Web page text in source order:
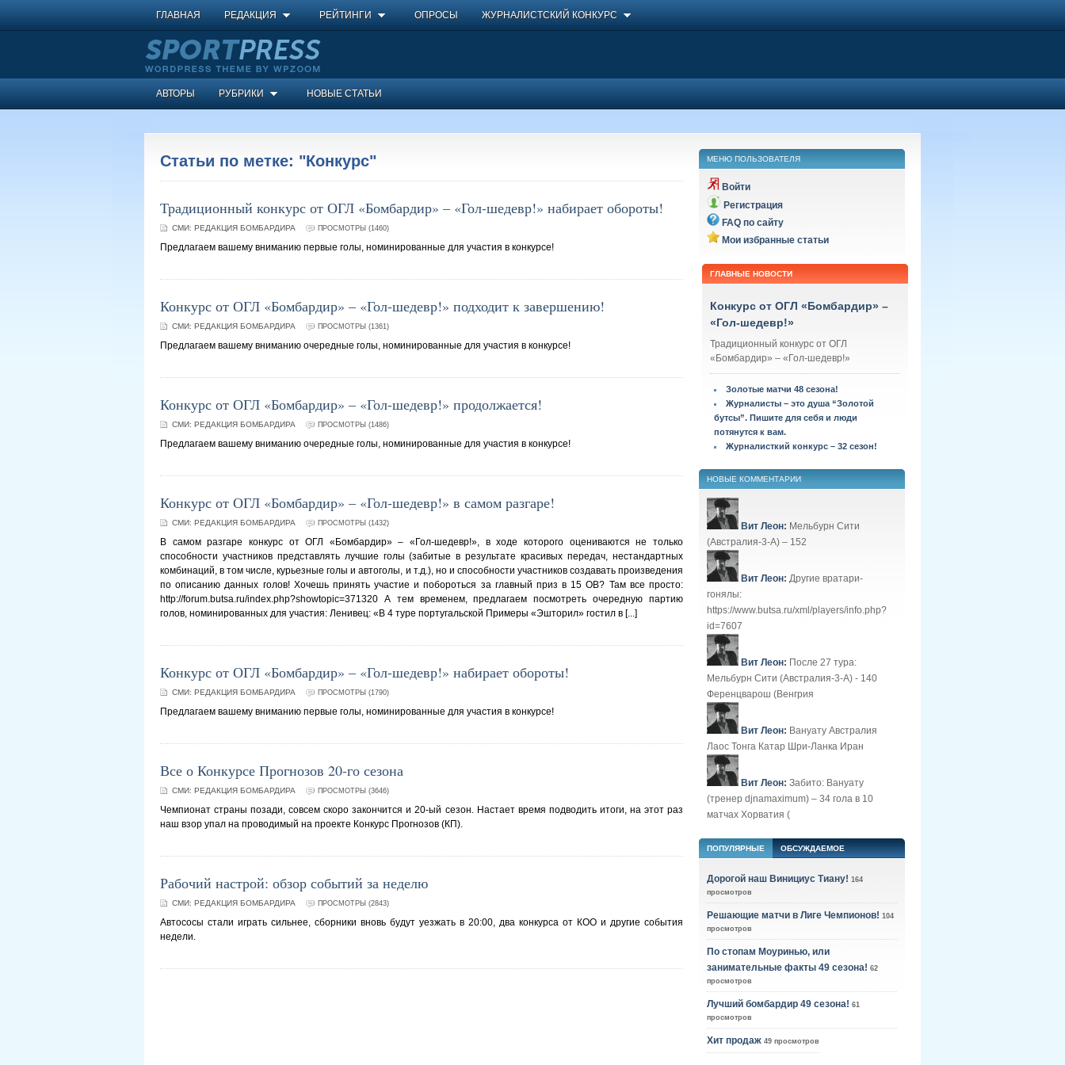
ГЛАВНАЯ РЕДАКЦИЯ РЕЙТИНГИ ОПРОСЫ ЖУРНАЛИСТСКИЙ КОНКУРС
АВТОРЫ РУБРИКИ НОВЫЕ СТАТЬИ
Статьи по метке: "Конкурс"
Традиционный конкурс от ОГЛ «Бомбардир» – «Гол-шедевр!» набирает обороты!
СМИ: РЕДАКЦИЯ БОМБАРДИРА ПРОСМОТРЫ (1460)
Предлагаем вашему вниманию первые голы, номинированные для участия в конкурсе!
Конкурс от ОГЛ «Бомбардир» – «Гол-шедевр!» подходит к завершению!
СМИ: РЕДАКЦИЯ БОМБАРДИРА ПРОСМОТРЫ (1361)
Предлагаем вашему вниманию очередные голы, номинированные для участия в конкурсе!
Конкурс от ОГЛ «Бомбардир» – «Гол-шедевр!» продолжается!
СМИ: РЕДАКЦИЯ БОМБАРДИРА ПРОСМОТРЫ (1486)
Предлагаем вашему вниманию очередные голы, номинированные для участия в конкурсе!
Конкурс от ОГЛ «Бомбардир» – «Гол-шедевр!» в самом разгаре!
СМИ: РЕДАКЦИЯ БОМБАРДИРА ПРОСМОТРЫ (1432)
В самом разгаре конкурс от ОГЛ «Бомбардир» – «Гол-шедевр!», в ходе которого оцениваются не только
способности участников представлять лучшие голы (забитые в результате красивых передач, нестандартных
комбинаций, в том числе, курьезные голы и автоголы, и т.д.), но и способности участников создавать произведения
по описанию данных голов! Хочешь принять участие и побороться за главный приз в 15 ОВ? Там все просто:
http://forum.butsa.ru/index.php?showtopic=371320 А тем временем, предлагаем посмотреть очередную партию
голов, номинированных для участия: Ленивец: «В 4 туре португальской Примеры «Эшторил» гостил в [...]
Конкурс от ОГЛ «Бомбардир» – «Гол-шедевр!» набирает обороты!
СМИ: РЕДАКЦИЯ БОМБАРДИРА ПРОСМОТРЫ (1790)
Предлагаем вашему вниманию первые голы, номинированные для участия в конкурсе!
Все о Конкурсе Прогнозов 20-го сезона
СМИ: РЕДАКЦИЯ БОМБАРДИРА ПРОСМОТРЫ (3646)
Чемпионат страны позади, совсем скоро закончится и 20-ый сезон. Настает время подводить итоги, на этот раз
наш взор упал на проводимый на проекте Конкурс Прогнозов (КП).
Рабочий настрой: обзор событий за неделю
СМИ: РЕДАКЦИЯ БОМБАРДИРА ПРОСМОТРЫ (2843)
Автососы стали играть сильнее, сборники вновь будут уезжать в 20:00, два конкурса от КОО и другие события
недели.
МЕНЮ ПОЛЬЗОВАТЕЛЯ
Войти
Регистрация
FAQ по сайту
Мои избранные статьи
ГЛАВНЫЕ НОВОСТИ
Конкурс от ОГЛ «Бомбардир» –
«Гол-шедевр!»
Традиционный конкурс от ОГЛ
«Бомбардир» – «Гол-шедевр!»
Золотые матчи 48 сезона!
Журналисты – это душа “Золотой
бутсы”. Пишите для себя и люди
потянутся к вам.
Журналисткий конкурс – 32 сезон!
НОВЫЕ КОММЕНТАРИИ
Вит Леон: Мельбурн Сити
(Австралия-3-А) – 152
Вит Леон: Другие вратари-
гонялы:
https://www.butsa.ru/xml/players/info.php?
id=7607
Вит Леон: После 27 тура:
Мельбурн Сити (Австралия-3-А) - 140
Ференцварош (Венгрия
Вит Леон: Вануату Австралия
Лаос Тонга Катар Шри-Ланка Иран
Вит Леон: Забито: Вануату
(тренер djnamaximum) – 34 гола в 10
матчах Хорватия (
ПОПУЛЯРНЫЕ ОБСУЖДАЕМОЕ
Дорогой наш Винициус Тиану! 164
просмотров
Решающие матчи в Лиге Чемпионов! 104
просмотров
По стопам Моуринью, или
занимательные факты 49 сезона! 62
просмотров
Лучший бомбардир 49 сезона! 61
просмотров
Хит продаж 49 просмотров